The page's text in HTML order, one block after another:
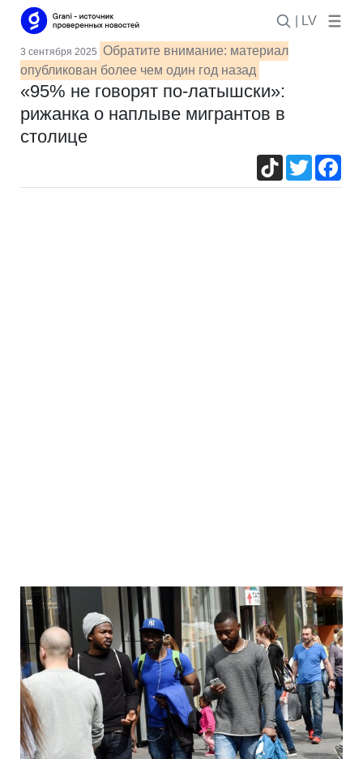
| LV
3 сентября 2025 Обратите внимание: материал
опубликован более чем один год назад
«95% не говорят по-латышски»:
рижанка о наплыве мигрантов в
столице
TikTokTwitter